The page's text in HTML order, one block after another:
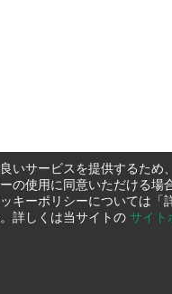
いサービスを提供するため
の使用に同意いただける場
キーポリシーについては「
詳しくは当サイトの サイト